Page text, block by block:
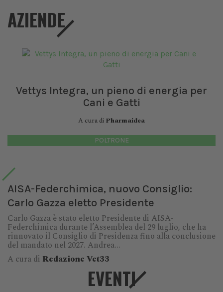
AZIENDE
Vettys Integra, un pieno di energia per
Cani e Gatti
A cura di Pharmaidea
POLTRONE
AISA-Federchimica, nuovo Consiglio:
Carlo Gazza eletto Presidente
Carlo Gazza è stato eletto Presidente di AISA-
Federchimica durante l’Assemblea del 29 luglio, che ha
rinnovato il Consiglio di Presidenza fino alla conclusione
del mandato nel 2027. Andrea...
A cura di Redazione Vet33
EVENTI